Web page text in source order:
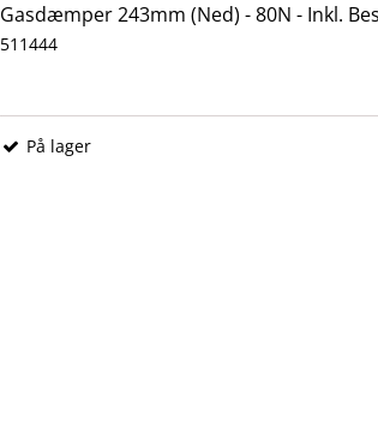
Gasdæmper 243mm (Ned) - 80N - Inkl.
511444
På lager